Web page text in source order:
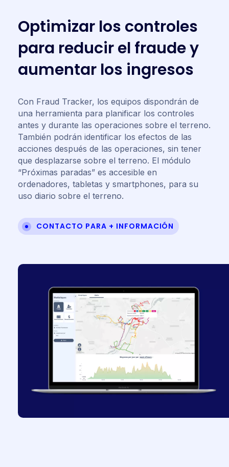
Optimizar los controles
para reducirel fraudey
aumentar los ingresos
Con Fraud Tracker, los equipos dispondrán de
una herramienta para planificar los controles
antes y durante las operaciones sobre el terreno.
También podrán identificar los efectos de las
acciones después de las operaciones, sin tener
que desplazarse sobre el terreno. El módulo
“Próximas paradas” es accesible en
ordenadores, tabletas y smartphones, para su
uso diario sobre el terreno.
CONTACTO PARA + INFORMACIÓN